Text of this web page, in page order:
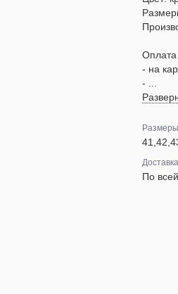
Оплата
- на
- ...
Размеры
Доставка
По